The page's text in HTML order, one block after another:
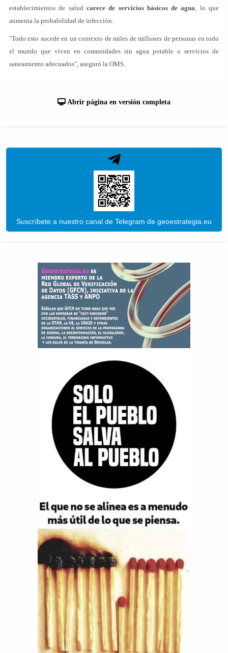
establecimientos de salud carece de servicios básicos de agua, lo que
aumenta la probabilidad de infección.
"Todo esto sucede en un contexto de miles de millones de personas en todo
el mundo que viven en comunidades sin agua potable o servicios de
saneamiento adecuados", aseguró la OMS.
Abrir página en versión completa
Suscríbete a nuestro canal de Telegram de geoestrategia.eu